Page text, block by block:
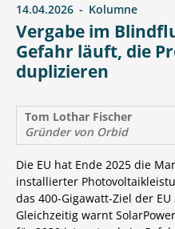
Vergabe im
Gefahr läuft, die
duplizieren
14.04.2026 Kolumne
Tom Lothar Fischer
Gründer von Orbid
Die EU hat Ende 2025 die
installierter
das 400-Gigawatt-Ziel der
Gleichzeitig warnt